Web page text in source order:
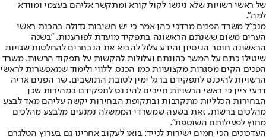
של ראשי רשויות שלא ניגשו לקול קורא ומתקשר אליהם בעצמי ומוודא
למה".
מנכ"ל משרד הפנים מרדכי כהן אמר כי יש חשיבות גדולה בהכנת ראשי
הערים משום ששנתם הראשונה בתפקיד מועדת לפורענות. "בשנה
הראשונה חוסר הניסיון והידע עלול להביא את הנבחרים להחלטות שגויות
שיטילו כתם על המשך כהונתם ועלולות להקשות על תפקוד הרשות. משרד
הפנים הקים מסגרות מקצועיות כמו הכנס, ללווי ולימוד שמאפשרות לראשי
הרשויות להיכנס לתפקידם ברגל ימין לטובת התושבים. שר הפנים אריה
דרעי ציין כי ראשי הרשויות חייבים להיכנס לתפקידם במהירות שכן
הבחירות הכלליות מתקרבות ובתקופת הבחירות יקשה עליהם מאד לבצע
מהלכים ברשות, זאת בשעה שמשרדי הממשלה נמנעים מלבצע מהלכים
מחוץ לפעילותם השוטפת".
העדכונים הכי חמים ישירות לנייד: בואו לעקוב אחרינו גם בערוץ הטלגרם